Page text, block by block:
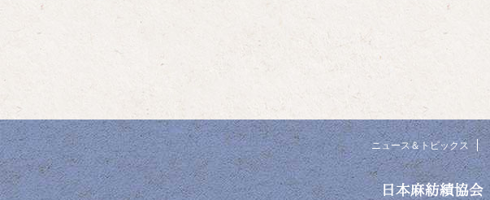
ニュース＆トピックス
日本麻紡績協会